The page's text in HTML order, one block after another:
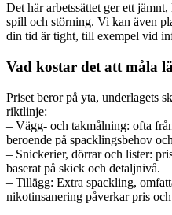
Det här arbetssättet ger ett
spill och störning. Vi kan även
din tid är tight, till exempel vid
Vad kostar det att måla
Priset beror på yta, underlagets
riktlinje:
– Vägg- och takmålning: ofta
beroende på spacklingsbehov
– Snickerier, dörrar och lister:
baserat på skick och detaljnivå.
– Tillägg: Extra spackling,
nikotinsanering påverkar pris